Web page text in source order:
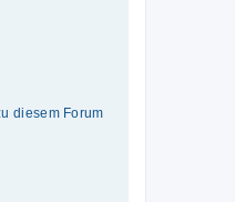
diesem Forum